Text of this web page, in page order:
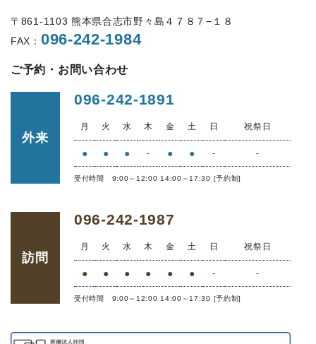
〒861-1103 熊本県合志市野々島４７８７−１８
FAX： 096-242-1984
ご予約・お問い合わせ
外来
096-242-1891
月 火 水 木 金 土 日 祝祭日
● ● ● - ● ● - -
受付時間 9:00～12:00 14:00～17:30 [予約制]
訪問
096-242-1987
月 火 水 木 金 土 日 祝祭日
● ● ● ● ● ● - -
受付時間 9:00～12:00 14:00～17:30 [予約制]